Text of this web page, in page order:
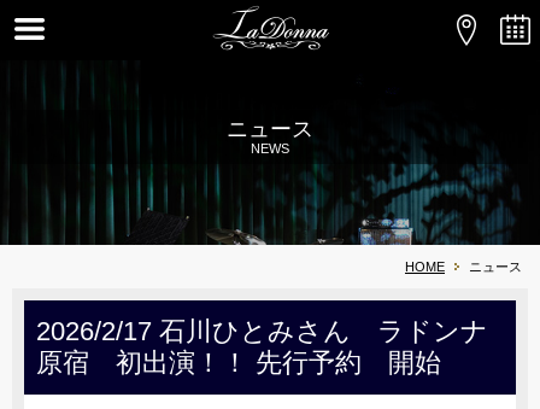
ニュース
NEWS
HOME ニュース
2026/2/17 石川ひとみさん ラドンナ
原宿 初出演！！ 先行予約 開始